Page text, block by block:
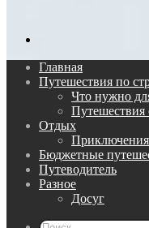
Главная
Путешествия по
Что нужно
Путешествия
Отдых
Бюджетные
Путеводитель
Разное
Досуг